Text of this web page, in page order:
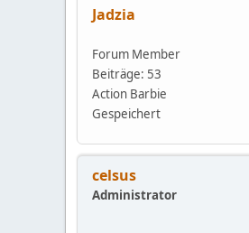
Jadzia
Forum Member
Beiträge: 53
Action Barbie
Gespeichert
celsus
Administrator